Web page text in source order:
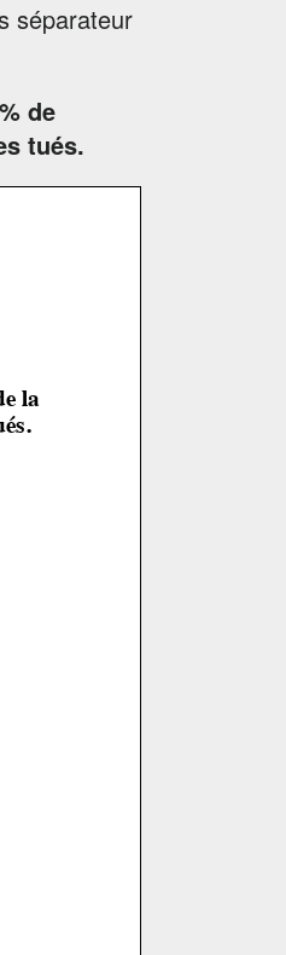
séparateur
de
tués.